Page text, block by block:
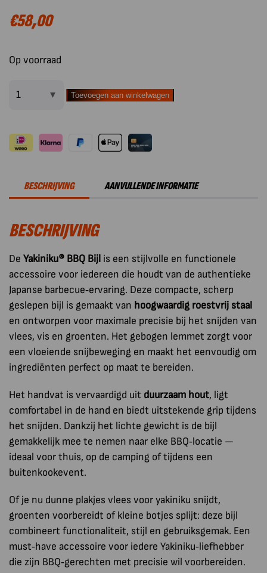
€58,00
Op voorraad
Yakiniku
Accessoire
Bijl
Toevoegen aan winkelwagen
BESCHRIJVING AANVULLENDE INFORMATIE
BESCHRIJVING
De Yakiniku® BBQ Bijl is een stijlvolle en functionele
accessoire voor iedereen die houdt van de authentieke
Japanse barbecue‑ervaring. Deze compacte, scherp
geslepen bijl is gemaakt van hoogwaardig roestvrij staal
en ontworpen voor maximale precisie bij het snijden van
vlees, vis en groenten. Het gebogen lemmet zorgt voor
een vloeiende snijbeweging en maakt het eenvoudig om
ingrediënten perfect op maat te bereiden.
Het handvat is vervaardigd uit duurzaam hout, ligt
comfortabel in de hand en biedt uitstekende grip tijdens
het snijden. Dankzij het lichte gewicht is de bijl
gemakkelijk mee te nemen naar elke BBQ‑locatie —
ideaal voor thuis, op de camping of tijdens een
buitenkookevent.
Of je nu dunne plakjes vlees voor yakiniku snijdt,
groenten voorbereidt of kleine botjes splijt: deze bijl
combineert functionaliteit, stijl en gebruiksgemak. Een
must‑have accessoire voor iedere Yakiniku‑liefhebber
die zijn BBQ‑gerechten met precisie wil voorbereiden.